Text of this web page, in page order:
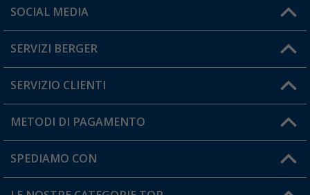
Orari di apertura del servizio:
Hai una domanda?
SOCIAL MEDIA
SERVIZI BERGER
Diventare rivenditori
Il mio Account
Carta fedeltà Berger
SERVIZIO CLIENTI
Informazioni sulla spedizione
Resi
METODI DI PAGAMENTO
SPEDIAMO CON